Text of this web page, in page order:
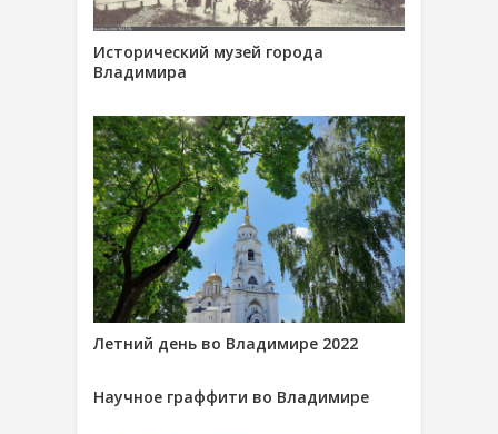
Исторический музей города
Владимира
Летний день во Владимире 2022
Научное граффити во Владимире